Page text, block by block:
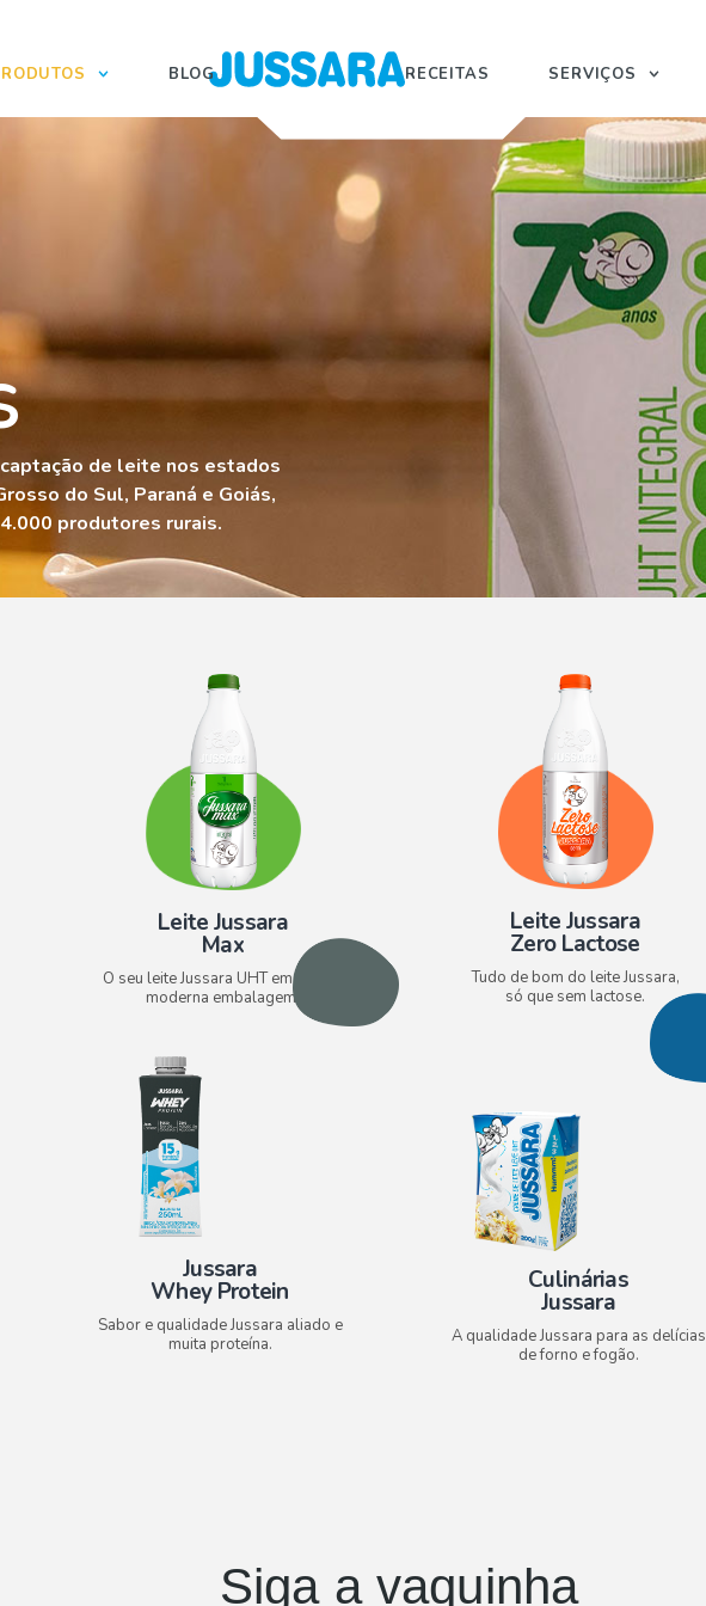
BLOG RECEITAS SERVIÇOS
de leite nos estados
do Sul, Paraná e Goiás,
produtores rurais.
Leite Jussara
Max
O seu leite Jussara UHT em nova e
moderna embalagem.
Leite Jussara
Zero Lactose​
Tudo de bom do leite Jussara,
só que sem lactose.
Jussara
Whey Protein
Sabor e qualidade Jussara aliado e
muita proteína.
Culinárias
Jussara
A qualidade Jussara para as delícias
de forno e fogão.
Siga a vaquinha